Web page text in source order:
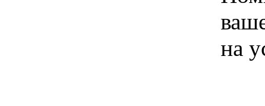
на